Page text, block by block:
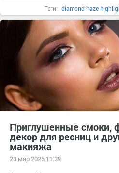
Теги: diamond haze
patricia ledo #swj swj
swjournalru #блескдлягуб
#декоративнаякосметика
#краснаяпомада
#нюдовыеоттенки нюдовыеоттенки
#пудра
тер. СНТ Косметика
Приглушенные смоки,
декор для ресниц и
макияжа
23 мар 2026 11:39